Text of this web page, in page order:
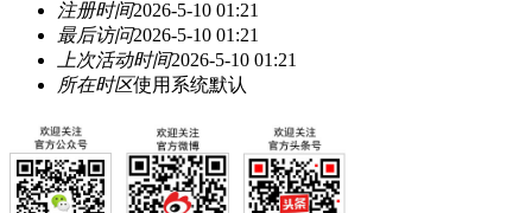
注册时间2026-5-10 01:21
最后访问2026-5-10 01:21
上次活动时间2026-5-10 01:21
所在时区使用系统默认